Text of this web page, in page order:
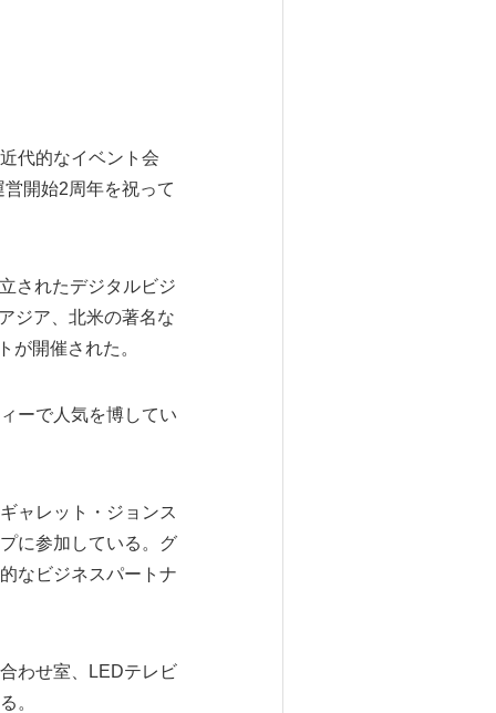
代的なイベント会
開始2周年を祝って
されたデジタルビジ
ジア、北米の著名な
が開催された。
ーで人気を博してい
ャレット・ジョンス
に参加している。グ
なビジネスパートナ
わせ室、LEDテレビ
。